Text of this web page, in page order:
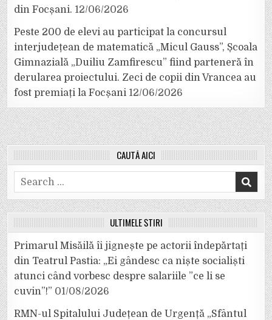
din Focșani. 12/06/2026
Peste 200 de elevi au participat la concursul
interjudețean de matematică „Micul Gauss”, Școala
Gimnazială „Duiliu Zamfirescu” fiind parteneră în
derularea proiectului. Zeci de copii din Vrancea au
fost premiați la Focșani 12/06/2026
CAUTĂ AICI
Search
for:
ULTIMELE ȘTIRI
Primarul Misăilă îi jignește pe actorii îndepărtați
din Teatrul Pastia: „Ei gândesc ca niște socialiști
atunci când vorbesc despre salariile ”ce li se
cuvin”!” 01/08/2026
RMN-ul Spitalului Județean de Urgență „Sfântul